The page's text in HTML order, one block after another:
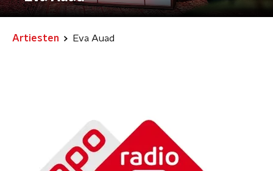
Artiesten Eva Auad